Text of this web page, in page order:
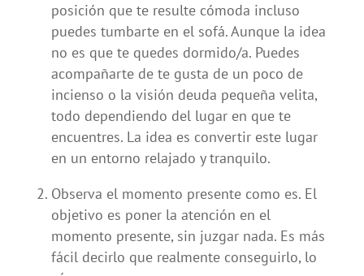
posición que te resulte cómoda incluso
puedes tumbarte en el sofá. Aunque la idea
no es que te quedes dormido/a. Puedes
acompañarte de te gusta de un poco de
incienso o la visión deuda pequeña velita,
todo dependiendo del lugar en que te
encuentres. La idea es convertir este lugar
en un entorno relajado y tranquilo.
Observa el momento presente como es. El
objetivo es poner la atención en el
momento presente, sin juzgar nada. Es más
fácil decirlo que realmente conseguirlo, lo